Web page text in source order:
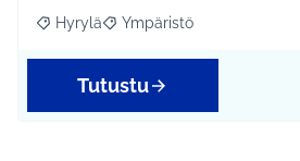
Rajaa tulokset aihepiirin mukaan:
Hyrylä Rajaa tulokset teeman
Ympäristö
Tutustu